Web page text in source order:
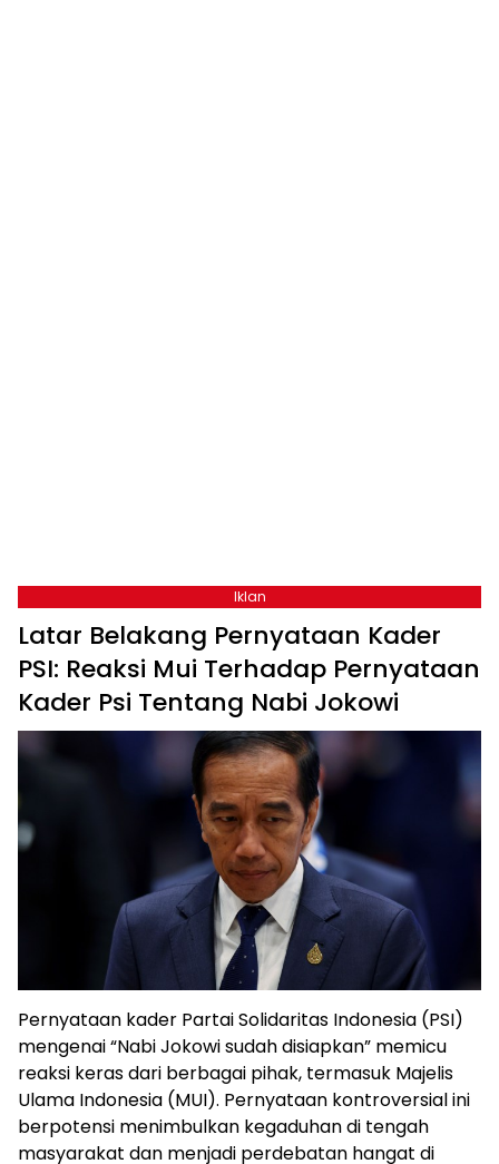
Iklan
Latar Belakang Pernyataan Kader
PSI: Reaksi Mui Terhadap Pernyataan
Kader Psi Tentang Nabi Jokowi
Pernyataan kader Partai Solidaritas Indonesia (PSI)
mengenai “Nabi Jokowi sudah disiapkan” memicu
reaksi keras dari berbagai pihak, termasuk Majelis
Ulama Indonesia (MUI). Pernyataan kontroversial ini
berpotensi menimbulkan kegaduhan di tengah
masyarakat dan menjadi perdebatan hangat di